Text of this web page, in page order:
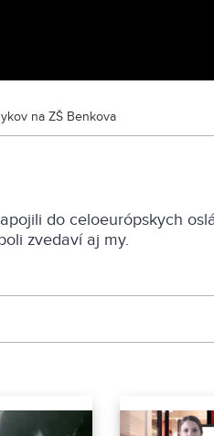
na ZŠ Benkova
do celoeurópskych
zvedaví aj my.